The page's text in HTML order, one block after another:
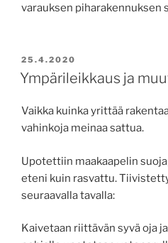
varauksen piharakennuksen
JULKAISTU
25.4.2020
Ympärileikkaus ja
Vaikka kuinka yrittää
vahinkoja meinaa sattua.
Upotettiin maakaapelin
eteni kuin rasvattu.
seuraavalla tavalla:
Kaivetaan riittävän syvä oja